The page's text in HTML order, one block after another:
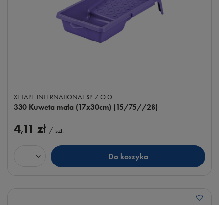
XL-TAPE-INTERNATIONAL SP. Z.O.O.
330 Kuweta mała (17x30cm) (15/75//28)
4,11 zł / szt.
Ilość produktów Do koszyka